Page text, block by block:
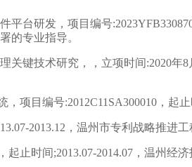
台研发，项目编号
的专业指导。
关键技术研究，，立项时间:2020
项目编号:2012C11SA300010，起
2013.12，温州市专利战略推
止时间;2013.07-2014.07，温州经